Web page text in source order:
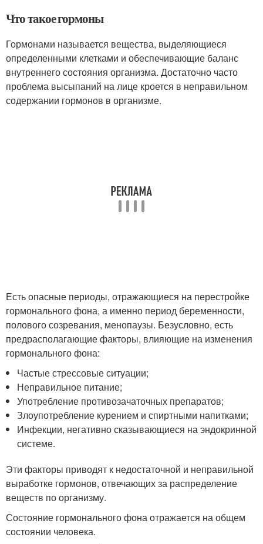
Что такое гормоны
Гормонами называется вещества, выделяющиеся
определенными клетками и обеспечивающие баланс
внутреннего состояния организма. Достаточно часто
проблема высыпаний на лице кроется в неправильном
содержании гормонов в организме.
Есть опасные периоды, отражающиеся на перестройке
гормонального фона, а именно период беременности,
полового созревания, менопаузы. Безусловно, есть
предрасполагающие факторы, влияющие на изменения
гормонального фона:
Частые стрессовые ситуации;
Неправильное питание;
Употребление противозачаточных препаратов;
Злоупотребление курением и спиртными напитками;
Инфекции, негативно сказывающиеся на эндокринной
системе.
Эти факторы приводят к недостаточной и неправильной
выработке гормонов, отвечающих за распределение
веществ по организму.
Состояние гормонального фона отражается на общем
состоянии человека.